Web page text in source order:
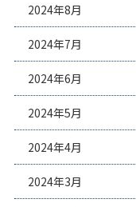
2024年8月
2024年7月
2024年6月
2024年5月
2024年4月
2024年3月